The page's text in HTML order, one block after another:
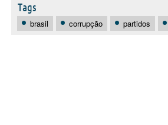
Tags
brasil corrupção partidos